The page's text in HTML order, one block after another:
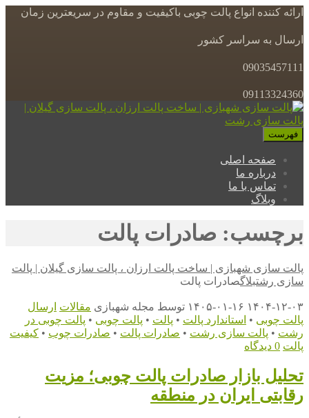
ارائه کننده انواع پالت چوبی باکیفیت و مقاوم در سریعترین زمان
ارسال به سراسر کشور
09035457111
09113324360
فهرست
صفحه اصلی
درباره ما
تماس با ما
وبلاگ
برچسب: صادرات پالت
پالت سازی شهبازی | ساخت پالت ارزان ، پالت سازی گیلان | پالت
سازی رشتبلاگصادرات پالت
۱۴۰۴-۱۲-۰۳ ۱۴۰۵-۰۱-۱۶ توسط مجله شهبازی مقالات ارسال
پالت چوبی • استاندارد پالت • پالت • پالت چوبی • پالت چوبی در
رشت • پالت سازی رشت • صادرات پالت • صادرات چوب • کیفیت
پالت 0 دیدگاه
تحلیل بازار صادرات پالت چوبی؛ مزیت
رقابتی ایران در منطقه